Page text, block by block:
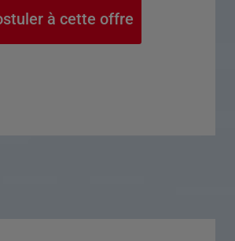
à cette offre